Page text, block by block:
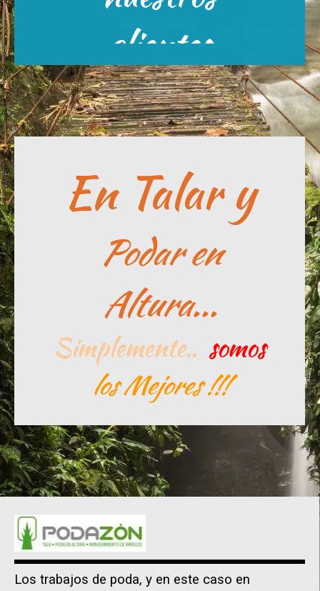
clientes
Escríbenos
En Talar y
Podar en
Altura...
Simplemente.. somos
los Mejores !!!
Los trabajos de poda, y en este caso en